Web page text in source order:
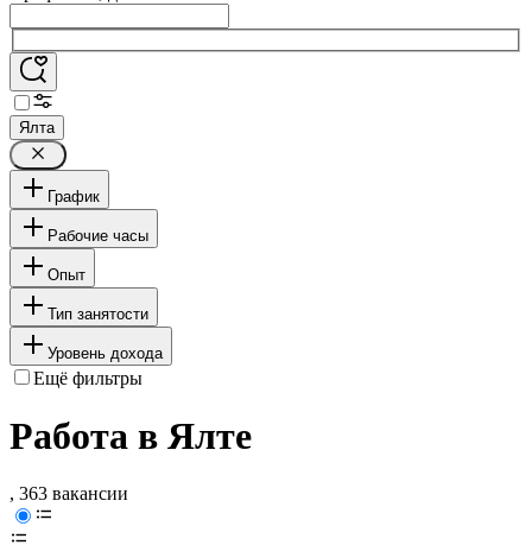
Ялта
График
Рабочие часы
Опыт
Тип занятости
Уровень дохода
Ещё фильтры
Работа в Ялте
, 363 вакансии